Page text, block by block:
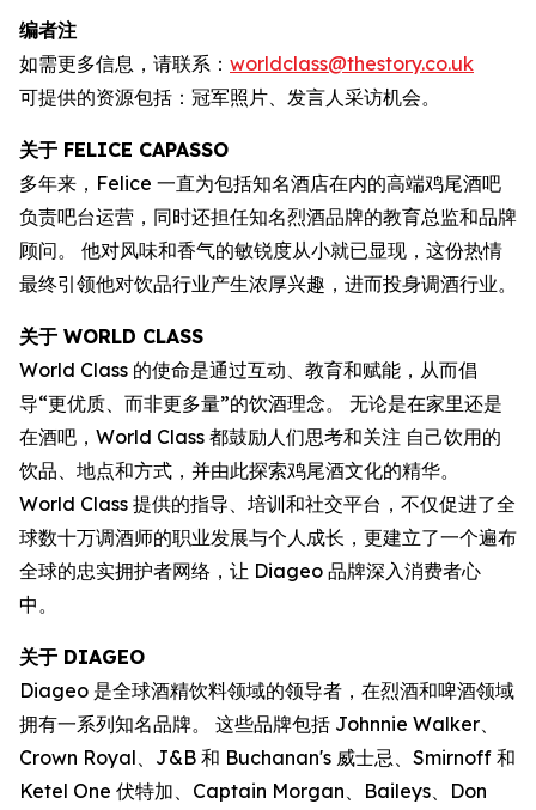
编者注
如需更多信息，请联系： worldclass@thestory.co.uk
可提供的资源包括：冠军照片、发言人采访机会。
关于 FELICE CAPASSO
多年来，Felice 一直为包括知名酒店在内的高端鸡尾酒吧
负责吧台运营，同时还担任知名烈酒品牌的教育总监和品牌
顾问。 他对风味和香气的敏锐度从小就已显现，这份热情
最终引领他对饮品行业产生浓厚兴趣，进而投身调酒行业。
关于 WORLD CLASS
World Class 的使命是通过互动、教育和赋能，从而倡
导“更优质、而非更多量”的饮酒理念。 无论是在家里还是
在酒吧，World Class 都鼓励人们思考和关注 自己饮用的
饮品、地点和方式，并由此探索鸡尾酒文化的精华。
World Class 提供的指导、培训和社交平台，不仅促进了全
球数十万调酒师的职业发展与个人成长，更建立了一个遍布
全球的忠实拥护者网络，让 Diageo 品牌深入消费者心
中。
关于 DIAGEO
Diageo 是全球酒精饮料领域的领导者，在烈酒和啤酒领域
拥有一系列知名品牌。 这些品牌包括 Johnnie Walker、
Crown Royal、J&B 和 Buchanan's 威士忌、Smirnoff 和
Ketel One 伏特加、Captain Morgan、Baileys、Don